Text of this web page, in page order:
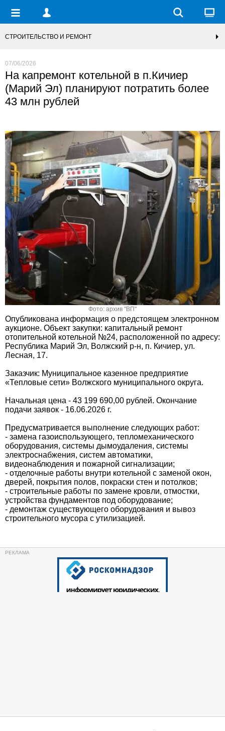
СТРОИТЕЛЬСТВО И РЕМОНТ
07/06/2026
На капремонт котельной в п.Кичиер
(Марий Эл) планируют потратить более
43 млн рублей
Фото: архив "ВП"
Опубликована информация о предстоящем электронном
аукционе. Объект закупки: капитальный ремонт
отопительной котельной №24, расположенной по адресу:
Республика Марий Эл, Волжский р-н, п. Кичиер, ул.
Лесная, 17.
Заказчик: Муниципальное казенное предприятие
«Тепловые сети» Волжского муниципального округа.
Начальная цена - 43 199 690,00 рублей. Окончание
подачи заявок - 16.06.2026 г.
Предусматривается выполнение следующих работ:
- замена газоиспользующего, тепломеханического
оборудования, системы дымоудаления, системы
электроснабжения, систем автоматики,
видеонаблюдения и пожарной сигнализации;
- отделочные работы внутри котельной с заменой окон,
дверей, покрытия полов, покраски стен и потолков;
- строительные работы по замене кровли, отмостки,
устройства фундаментов под оборудование;
- демонтаж существующего оборудования и вывоз
строительного мусора с утилизацией.